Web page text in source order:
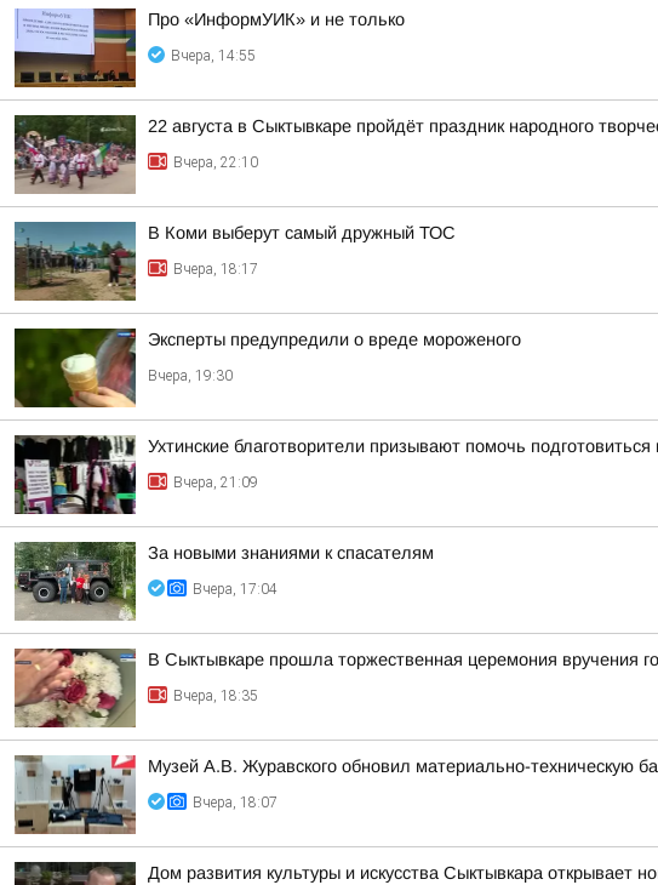
Про «ИнформУИК» и не только
Вчера, 14:55
22 августа в Сыктывкаре пройдёт праздник народного
Вчера, 22:10
В Коми выберут самый дружный ТОС
Вчера, 18:17
Эксперты предупредили о вреде мороженого
Вчера, 19:30
Ухтинские благотворители призывают помочь
Вчера, 21:09
За новыми знаниями к спасателям
Вчера, 17:04
В Сыктывкаре прошла торжественная церемония вручения
Вчера, 18:35
Музей А.В. Журавского обновил материально-техническую
Вчера, 18:07
Дом развития культуры и искусства Сыктывкара открывает